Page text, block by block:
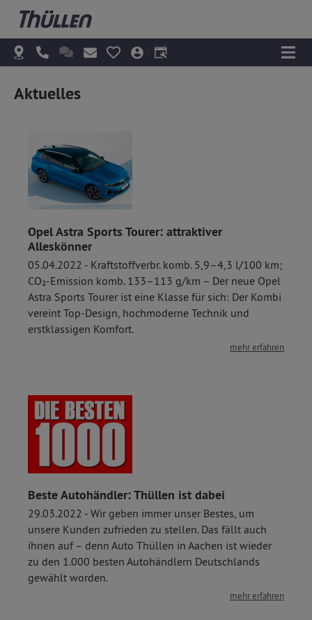
Aktuelles
Opel Astra Sports Tourer: attraktiver
Alleskönner
05.04.2022 - Kraftstoffverbr. komb. 5,9–4,3 l/100 km;
CO₂-Emission komb. 133–113 g/km – Der neue Opel
Astra Sports Tourer ist eine Klasse für sich: Der Kombi
vereint Top-Design, hochmoderne Technik und
erstklassigen Komfort.
mehr erfahren
Beste Autohändler: Thüllen ist dabei
29.03.2022 - Wir geben immer unser Bestes, um
unsere Kunden zufrieden zu stellen. Das fällt auch
ihnen auf – denn Auto Thüllen in Aachen ist wieder
zu den 1.000 besten Autohändlern Deutschlands
gewählt worden.
mehr erfahren